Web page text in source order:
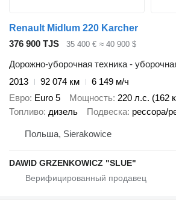
Renault Midlum 220 Karcher
376 900 TJS
35 400 € ≈ 40 900 $
Дорожно-уборочная техника -
2013
92 074 км
6 149 м/ч
Евро Euro 5 Мощность 220 л.с. (162
Топливо дизель Подвеска рессора/
Польша, Sierakowice
DAWID GRZENKOWICZ "SLUE"